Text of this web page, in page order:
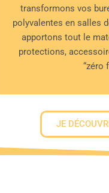
transformons vos
polyvalentes en salles
apportons tout le
protections,
“zéro
JE